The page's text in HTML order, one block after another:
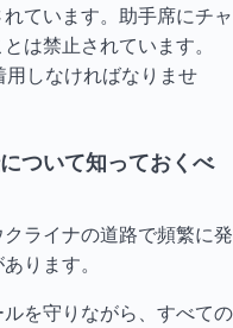
ています。助手席にチャ
は禁止されています。
しなければなりませ
ついて知っておくべ
ライナの道路で頻繁に発
ります。
を守りながら、すべての